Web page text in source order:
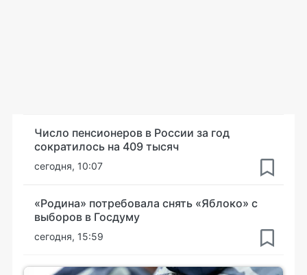
Число пенсионеров в России за год
сократилось на 409 тысяч
сегодня, 10:07
«Родина» потребовала снять «Яблоко» с
выборов в Госдуму
сегодня, 15:59